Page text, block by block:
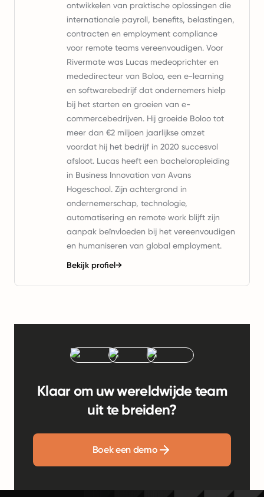
ontwikkelen van praktische oplossingen die
internationale payroll, benefits, belastingen,
contracten en employment compliance
voor remote teams vereenvoudigen. Voor
Rivermate was Lucas medeoprichter en
mededirecteur van Boloo, een e-learning
en softwarebedrijf dat ondernemers hielp
bij het starten en groeien van e-
commercebedrijven. Hij groeide Boloo tot
meer dan €2 miljoen jaarlijkse omzet
voordat hij het bedrijf in 2020 succesvol
afsloot. Lucas heeft een bacheloropleiding
in Business Innovation van Avans
Hogeschool. Zijn achtergrond in
ondernemerschap, technologie,
automatisering en remote work blijft zijn
aanpak beïnvloeden bij het vereenvoudigen
en humaniseren van global employment.
Bekijk profiel→
Klaar om uw wereldwijde team
uit te breiden?
Boek een demo